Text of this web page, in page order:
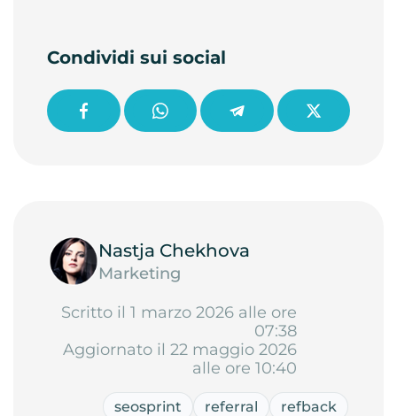
Condividi sui social
Nastja Chekhova
Marketing
Scritto il 1 marzo 2026 alle ore
07:38
Aggiornato il 22 maggio 2026
alle ore 10:40
seosprint referral
refback